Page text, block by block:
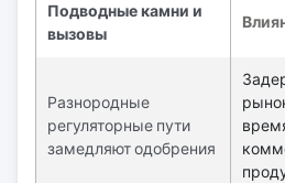
Подводные камни и
вызовы
Разнородные
регуляторные пути
замедляют одобрения